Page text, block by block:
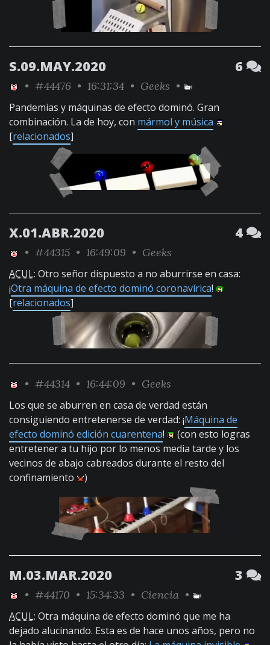
S.09.MAY.2020 6
• #44476 • 16:31:34 • Geeks •
Pandemias y máquinas de efecto dominó. Gran
combinación. La de hoy, con mármol y música
[relacionados]
X.01.ABR.2020 4
• #44315 • 16:49:09 • Geeks
ACUL: Otro señor dispuesto a no aburrirse en casa:
¡Otra máquina de efecto dominó coronavírica!
[relacionados]
• #44314 • 16:44:09 • Geeks
Los que se aburren en casa de verdad están
consiguiendo entretenerse de verdad: ¡Máquina de
efecto dominó edición cuarentena!
(con esto logras
entretener a tu hijo por lo menos media tarde y los
vecinos de abajo cabreados durante el resto del
confinamiento
)
M.03.MAR.2020 3
• #44170 • 15:34:33 • Ciencia •
ACUL: Otra máquina de efecto dominó que me ha
dejado alucinando. Esta es de hace unos años, pero no